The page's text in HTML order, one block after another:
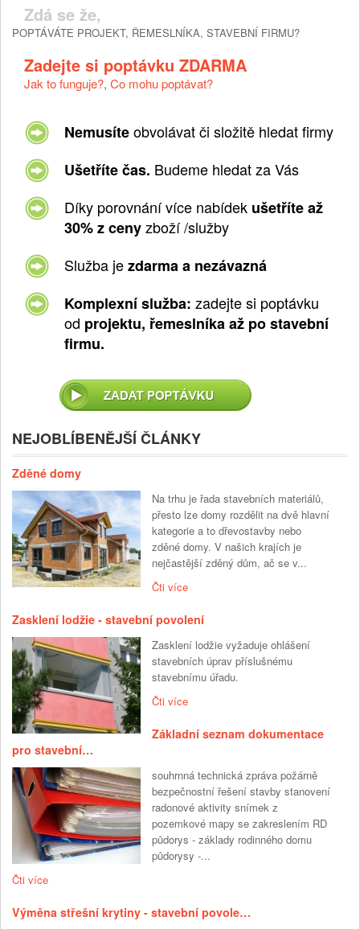
Zdá se že,
POPTÁVÁTE PROJEKT, ŘEMESLNÍKA, STAVEBNÍ FIRMU?
Zadejte si poptávku ZDARMA
Jak to funguje?, Co mohu poptávat?
Nemusíteobvolávat či složitě hledat firmy
Ušetříte čas. Budeme hledat za Vás
Díky porovnání více nabídek ušetříte až
30% z cenyzboží /služby
Služba jezdarma a nezávazná
Komplexní služba: zadejte si poptávku
od projektu, řemeslníka až po stavební
firmu.
NEJOBLÍBENĚJŠÍ ČLÁNKY
Zděné domy
Na trhu je řada stavebních materiálů,
přesto lze domy rozdělit na dvě hlavní
kategorie a to dřevostavby nebo
zděné domy. V našich krajích je
nejčastější zděný dům, ač se v...
Čti více
Zasklení lodžie - stavební povolení
Zasklení lodžie vyžaduje ohlášení
stavebních úprav příslušnému
stavebnímu úřadu.
Čti více
Základní seznam dokumentace
pro stavební…
souhrnná technická zpráva požárně
bezpečnostní řešení stavby stanovení
radonové aktivity snímek z
pozemkové mapy se zakreslením RD
půdorys - základy rodinného domu
půdorysy -...
Čti více
Výměna střešní krytiny - stavební povole…